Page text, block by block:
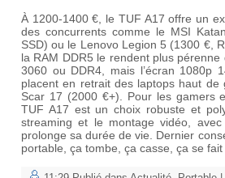
À 1200-1400 €, le TUF A17 offre un
des concurrents comme le MSI
SSD) ou le Lenovo Legion 5 (1300 €,
la RAM DDR5 le rendent plus
3060 ou DDR4, mais l’écran 1080p
placent en retrait des laptops haut de
Scar 17 (2000 €+). Pour les gamers
TUF A17 est un choix robuste et
streaming et le montage vidéo,
prolonge sa durée de vie. Dernier
portable, ça tombe, ça casse, ça se